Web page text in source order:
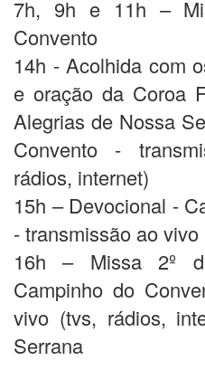
7h, 9h e 11h –
Convento
14h - Acolhida com
e oração da Coroa
Alegrias de Nossa
Convento -
rádios, internet)
15h – Devocional -
- transmissão ao
16h – Missa 2º
Campinho do
vivo (tvs, rádios,
Serrana